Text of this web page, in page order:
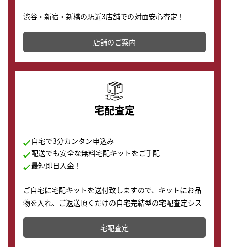
渋谷・新宿・新橋の駅近3店舗での対面安心査定！
その場で現金買取致します。渋谷本店では、時計販売の
店舗を併設しており、下取りに出してお得に新しい時計
の購入もできます♪
店舗のご案内
宅配査定
自宅で3分カンタン申込み
配送でも安全な無料宅配キットをご手配
最短即日入金！
ご自宅に宅配キットを送付致しますので、キットにお品
物を入れ、ご返送頂くだけの自宅完結型の宅配査定シス
テムです。
配送でも簡単&安全に査定・買取に出すことが可能で
す。
宅配査定